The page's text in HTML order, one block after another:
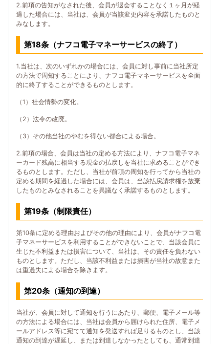
2.前項の告知がなされた後、会員が退会することなく１ヶ月が経
過した場合には、当社は、会員が当該変更内容を承諾したものと
みなします。
第18条（ナフコ電子マネーサービスの終了）
1.当社は、次のいずれかの場合には、会員に対し事前に当社所定
の方法で周知することにより、ナフコ電子マネーサービスを全面
的に終了することができるものとします。
（1）社会情勢の変化。
（2）法令の改廃。
（3）その他当社のやむを得ない都合による場合。
2.前項の場合、会員は当社の定める方法により、ナフコ電子マネ
ーカード残高に相当する現金の払戻しを当社に求めることができ
るものとします。ただし、当社が前項の周知を行ってから当社の
定める期間を経過した場合には、会員は、当該払戻請求権を放棄
したものとみなされることを異議なく承諾するものとします。
第19条（制限責任）
第10条に定める理由およびその他の理由により、会員がナフコ電
子マネーサービスを利用することができないことで、当該会員に
生じた不利益または損害について、当社は、その責任を負わない
ものとします。ただし、当該不利益または損害が当社の故意また
は重過失による場合を除きます。
第20条（通知の到達）
当社が、会員に対して通知を行うにあたり、郵便、電子メール等
の方法による場合には、当社は会員から届けられた住所、電子メ
ールアドレス等に宛てて通知を発送すれば足りるものとし、当該
通知の到達が遅延し、または到達しなかったとしても、通常到達